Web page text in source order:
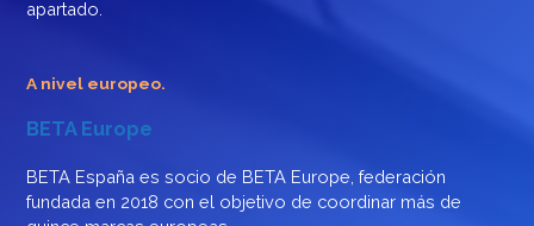
apartado.
A nivel europeo.
BETA Europe
BETA España es socio de BETA Europe, federación
fundada en 2018 con el objetivo de coordinar más de